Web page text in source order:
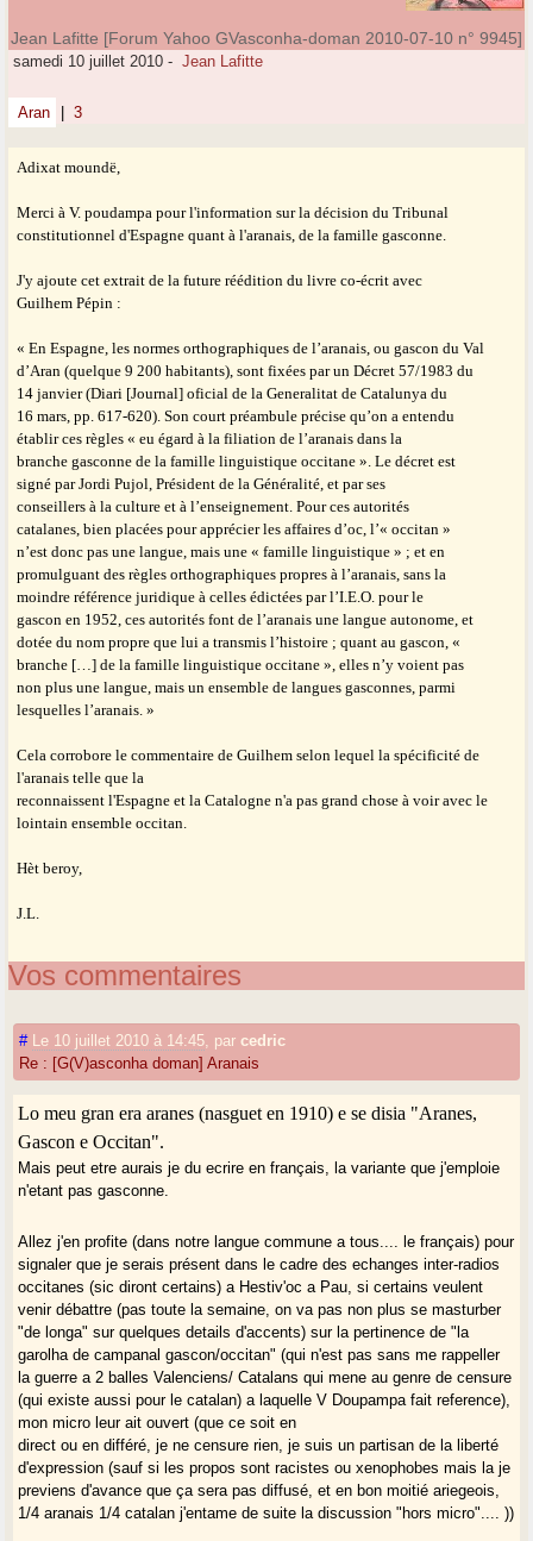
Jean Lafitte [Forum Yahoo GVasconha-doman 2010-07-10 n° 9945]
samedi 10 juillet 2010 - Jean Lafitte
Aran 3
Adixat moundë,
Merci à V. poudampa pour l'information sur la décision du Tribunal
constitutionnel d'Espagne quant à l'aranais, de la famille gasconne.
J'y ajoute cet extrait de la future réédition du livre co-écrit avec
Guilhem Pépin :
« En Espagne, les normes orthographiques de l’aranais, ou gascon du Val
d’Aran (quelque 9 200 habitants), sont fixées par un Décret 57/1983 du
14 janvier (Diari [Journal] oficial de la Generalitat de Catalunya du
16 mars, pp. 617-620). Son court préambule précise qu’on a entendu
établir ces règles « eu égard à la filiation de l’aranais dans la
branche gasconne de la famille linguistique occitane ». Le décret est
signé par Jordi Pujol, Président de la Généralité, et par ses
conseillers à la culture et à l’enseignement. Pour ces autorités
catalanes, bien placées pour apprécier les affaires d’oc, l’« occitan »
n’est donc pas une langue, mais une « famille linguistique » ; et en
promulguant des règles orthographiques propres à l’aranais, sans la
moindre référence juridique à celles édictées par l’I.E.O. pour le
gascon en 1952, ces autorités font de l’aranais une langue autonome, et
dotée du nom propre que lui a transmis l’histoire ; quant au gascon, «
branche […] de la famille linguistique occitane », elles n’y voient pas
non plus une langue, mais un ensemble de langues gasconnes, parmi
lesquelles l’aranais. »
Cela corrobore le commentaire de Guilhem selon lequella spécificité de
l'aranais telle que la
reconnaissent l'Espagne et la Catalognen'a pas grand chose à voir avecle
lointain ensemble occitan.
Hèt beroy,
J.L.
Vos commentaires
# Le 10 juillet 2010 à 14:45 parcedric
Re : [G(V)asconha doman] Aranais
Lo meu gran era aranes (nasguet en 1910) e se disia "Aranes,
Gascon e Occitan".
Mais peut etre aurais je du ecrire en français, la variante que j'emploie
n'etant pas gasconne.
Allez j'en profite (dans notre langue commune a tous.... le français) pour
signaler que je serais présent dans le cadre des echanges inter-radios
occitanes (sic diront certains) a Hestiv'oc a Pau, si certains veulent
venir débattre (pas toute la semaine, on va pas non plus se masturber
"de longa" sur quelques details d'accents) sur la pertinence de "la
garolha de campanal gascon/occitan" (qui n'est pas sans me rappeller
la guerre a 2 balles Valenciens/ Catalans qui mene au genre de censure
(qui existe aussi pour le catalan) a laquelle V Doupampa fait reference),
mon micro leur ait ouvert (que ce soit en
direct ou en différé, je ne censure rien, je suis un partisan de la liberté
d'expression (sauf si les propos sont racistes ou xenophobes mais la je
previens d'avance que ça sera pas diffusé, et en bon moitié ariegeois,
1/4 aranais 1/4 catalan j'entame de suite la discussion "hors micro".... ))